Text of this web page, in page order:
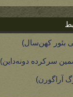
بئور کهن‌سال)
سرکرده دونه‌داین)
آراگورن)